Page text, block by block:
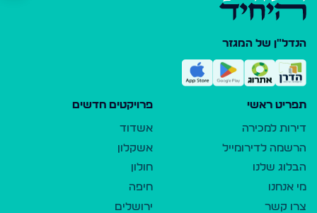
הנדל"ן של המגזר
תפריט ראשי
דירות למכירה
הרשמה לדירומייל
הבלוג שלנו
מי אנחנו
צרו קשר
פרויקטים חדשים
אשדוד
אשקלון
חולון
חיפה
ירושלים